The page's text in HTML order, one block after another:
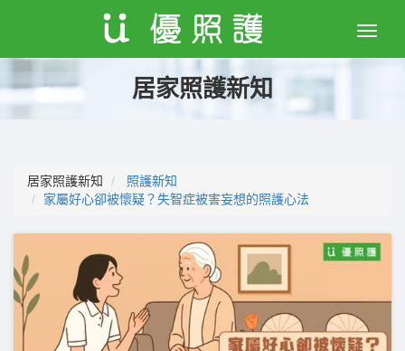
Toggle
居家照護新知
居家照護新知
照護新知
家屬好心卻被懷疑？失智症被害妄想的照護心法